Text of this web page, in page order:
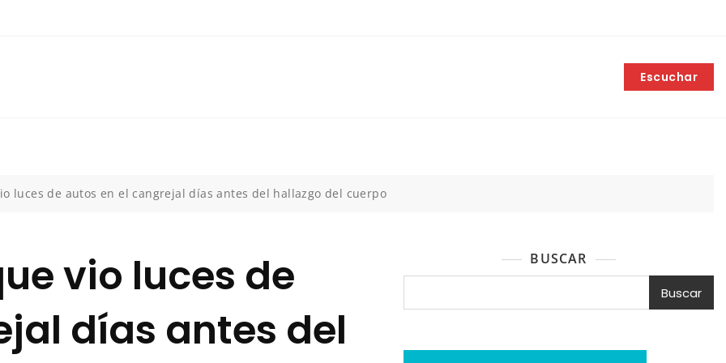
Escuchar
luces de autos en el cangrejal días antes del hallazgo del cuerpo
vio luces de
días antes del
BUSCAR
Buscar